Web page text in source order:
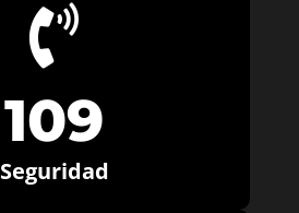

109
Seguridad